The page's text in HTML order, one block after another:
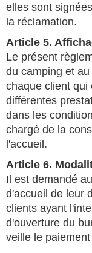
elles sont
la réclamation.
Article 5.
Le présent
du camping et
chaque client qui
différentes
dans les
chargé de la
l'accueil.
Article 6.
Il est demandé
d'accueil de leur
clients ayant
d'ouverture du
veille le